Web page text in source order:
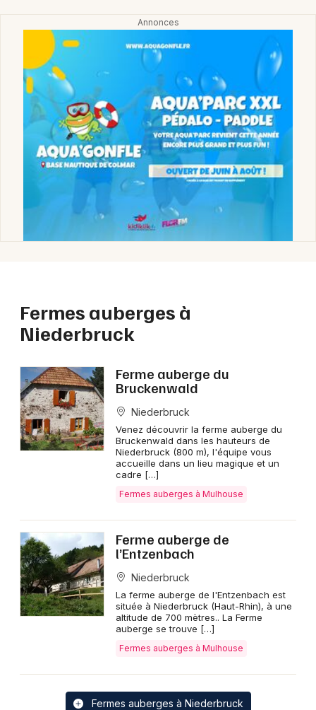
Actus tourisme & loisirs
Restaurants
Choisir mes départements
Je m'abonne
Fermes auberges à
Niederbruck
Ferme auberge du
Bruckenwald
Niederbruck
Venez découvrir la ferme auberge du
Bruckenwald dans les hauteurs de
Niederbruck (800 m), l'équipe vous
accueille dans un lieu magique et un
cadre […]
Fermes auberges à Mulhouse
Ferme auberge de
l’Entzenbach
Niederbruck
La ferme auberge de l'Entzenbach est
située à Niederbruck (Haut-Rhin), à une
altitude de 700 mètres.. La Ferme
auberge se trouve […]
Fermes auberges à Mulhouse
Fermes auberges à Niederbruck